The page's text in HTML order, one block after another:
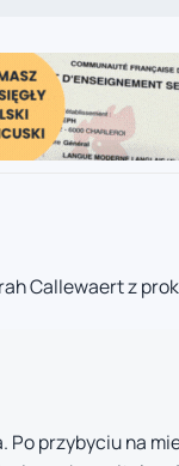
Callewaert z
Po przybyciu na